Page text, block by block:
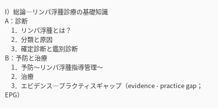
I）総論―リンパ浮腫診療の基礎知識
A：診断
1．リンパ浮腫とは？
2．分類と原因
3．確定診断と鑑別診断
B：予防と治療
1．予防〜リンパ浮腫指導管理〜
2．治療
3．エビデンス―プラクティスギャップ（evidence - practice gap；
EPG）